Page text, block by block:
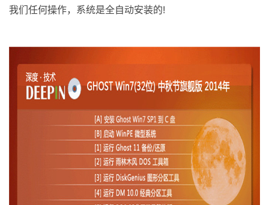
我们任何操作，系统是全自动安装的!